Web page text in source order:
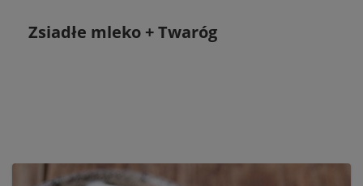
Zsiadłe mleko + Twaróg